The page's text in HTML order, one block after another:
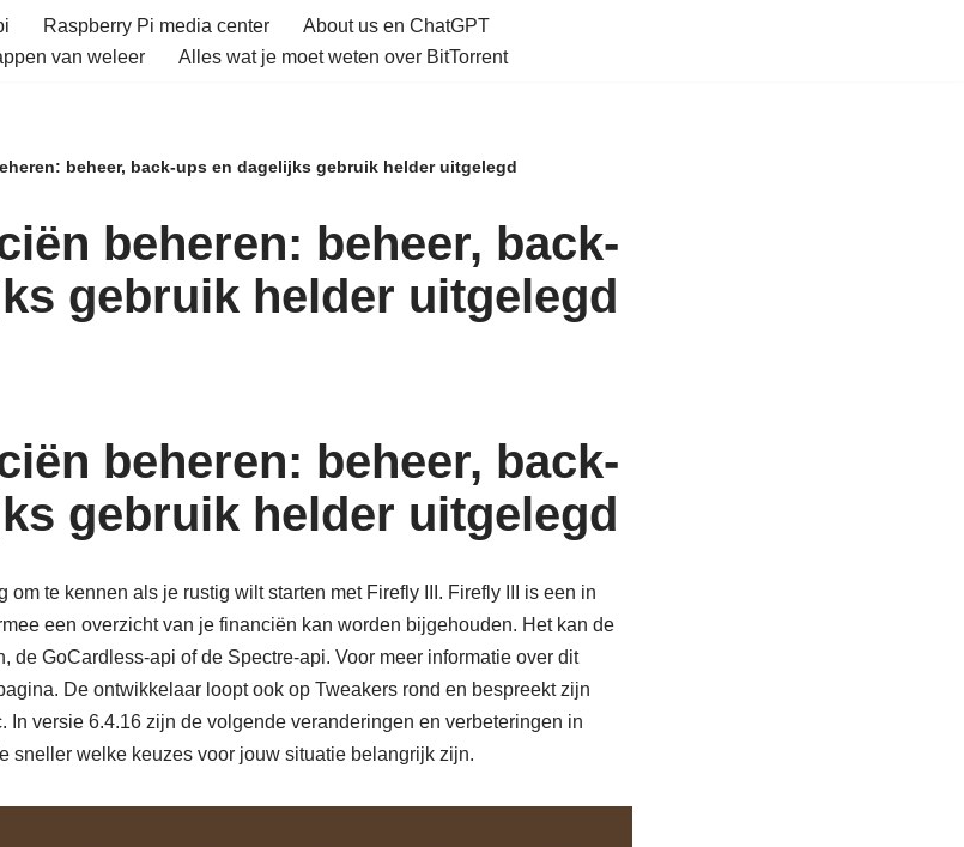
Raspberry Pi media center
About us en ChatGPT
van weleer
Alles wat je moet weten over BitTorrent
beheer, back-ups en dagelijks gebruik helder uitgelegd
beheren: beheer, back-
gebruik helder uitgelegd
beheren: beheer, back-
gebruik helder uitgelegd
om te kennen als je rustig wilt starten met Firefly III. Firefly III is een in
een overzicht van je financiën kan worden bijgehouden. Het kan de
de GoCardless-api of de Spectre-api. Voor meer informatie over dit
De ontwikkelaar loopt ook op Tweakers rond en bespreekt zijn
In versie 6.4.16 zijn de volgende veranderingen en verbeteringen in
sneller welke keuzes voor jouw situatie belangrijk zijn.